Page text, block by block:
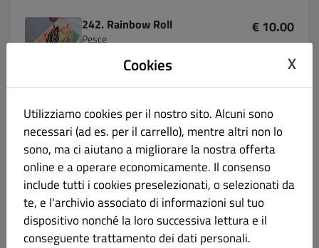
242. Rainbow Roll
Pesce
€ 10.00
Salmone, avocado con sopra pesce misto
Informazioni sul prodotto
243.Uramaki Surimi € 10.00
244.Super Philadelphia
Cookies X
Utilizziamo cookies per il nostro sito. Alcuni sono
necessari (ad es. per il carrello), mentre altri non lo
sono, ma ci aiutano a migliorare la nostra offerta
online e a operare economicamente. Il consenso
include tutti i cookies preselezionati, o selezionati da
te, e l'archivio associato di informazioni sul tuo
dispositivo nonché la loro successiva lettura e il
conseguente trattamento dei dati personali.